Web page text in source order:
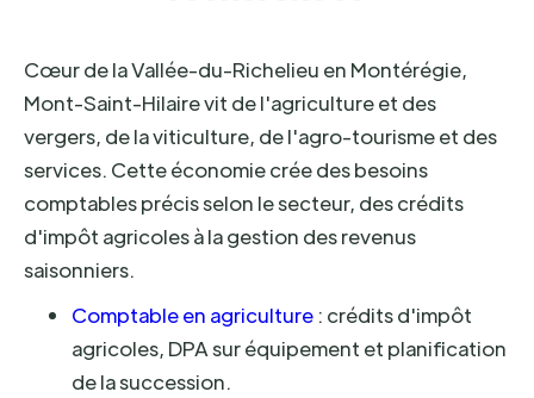
Cœur de la Vallée-du-Richelieu en Montérégie,
Mont-Saint-Hilaire vit de l'agriculture et des
vergers, de la viticulture, de l'agro-tourisme et des
services. Cette économie crée des besoins
comptables précis selon le secteur, des crédits
d'impôt agricoles à la gestion des revenus
saisonniers.
Comptable en agriculture : crédits d'impôt
agricoles, DPA sur équipement et planification
de la succession.